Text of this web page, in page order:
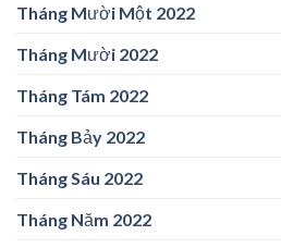
Tháng Mười Một 2022
Tháng Mười 2022
Tháng Tám 2022
Tháng Bảy 2022
Tháng Sáu 2022
Tháng Năm 2022